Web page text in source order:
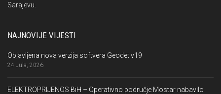
Sarajevu.
NAJNOVIJE VIJESTI
Objavljena nova verzija softvera Geodet v19
24 Jula, 2026
ELEKTROPRIJENOS BiH – Operativno područje Mostar nabavilo